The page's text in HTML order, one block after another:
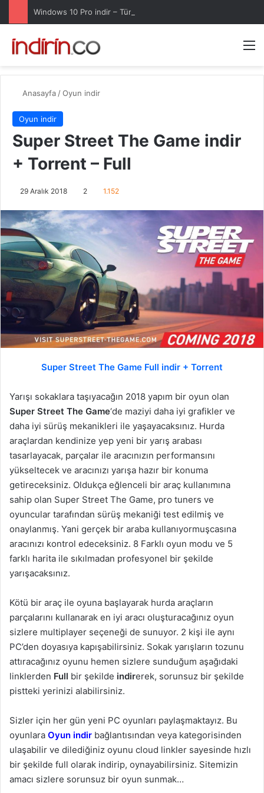
Windows 10 Pro indir – Türkçe – Güncel 2025
Anasayfa /Oyun indir
Oyun indir
Super Street The Game indir
+ Torrent – Full
29 Aralık 2018 2 1.152
Super Street The Game Full indir + Torrent
Yarışı sokaklara taşıyacağın 2018 yapım bir oyun olan
Super Street The Game‘de maziyi daha iyi grafikler ve
daha iyi sürüş mekanikleri ile yaşayacaksınız. Hurda
araçlardan kendinize yep yeni bir yarış arabası
tasarlayacak, parçalar ile aracınızın performansını
yükseltecek ve aracınızı yarışa hazır bir konuma
getireceksiniz. Oldukça eğlenceli bir araç kullanımına
sahip olan Super Street The Game, pro tuners ve
oyuncular tarafından sürüş mekaniği test edilmiş ve
onaylanmış. Yani gerçek bir araba kullanıyormuşcasına
aracınızı kontrol edeceksiniz. 8 Farklı oyun modu ve 5
farklı harita ile sıkılmadan profesyonel bir şekilde
yarışacaksınız.
Kötü bir araç ile oyuna başlayarak hurda araçların
parçalarını kullanarak en iyi aracı oluşturacağınız oyun
sizlere multiplayer seçeneği de sunuyor. 2 kişi ile aynı
PC’den doyasıya kapışabilirsiniz. Sokak yarışların tozunu
attıracağınız oyunu hemen sizlere sunduğum aşağıdaki
linklerden Full bir şekilde indirerek, sorunsuz bir şekilde
pistteki yerinizi alabilirsiniz.
Sizler için her gün yeni PC oyunları paylaşmaktayız. Bu
oyunlara Oyun indir bağlantısından veya kategorisinden
ulaşabilir ve dilediğiniz oyunu cloud linkler sayesinde hızlı
bir şekilde full olarak indirip, oynayabilirsiniz. Sitemizin
amacı sizlere sorunsuz bir oyun sunmak…